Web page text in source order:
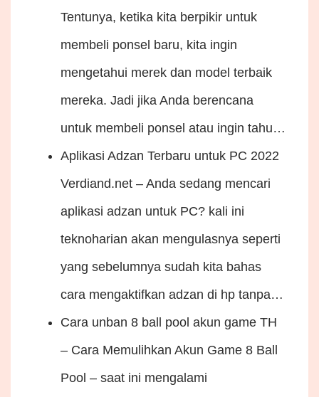
Tentunya, ketika kita berpikir untuk
membeli ponsel baru, kita ingin
mengetahui merek dan model terbaik
mereka. Jadi jika Anda berencana
untuk membeli ponsel atau ingin tahu…
Aplikasi Adzan Terbaru untuk PC 2022
Verdiand.net – Anda sedang mencari
aplikasi adzan untuk PC? kali ini
teknoharian akan mengulasnya seperti
yang sebelumnya sudah kita bahas
cara mengaktifkan adzan di hp tanpa…
Cara unban 8 ball pool akun game TH
– Cara Memulihkan Akun Game 8 Ball
Pool – saat ini mengalami